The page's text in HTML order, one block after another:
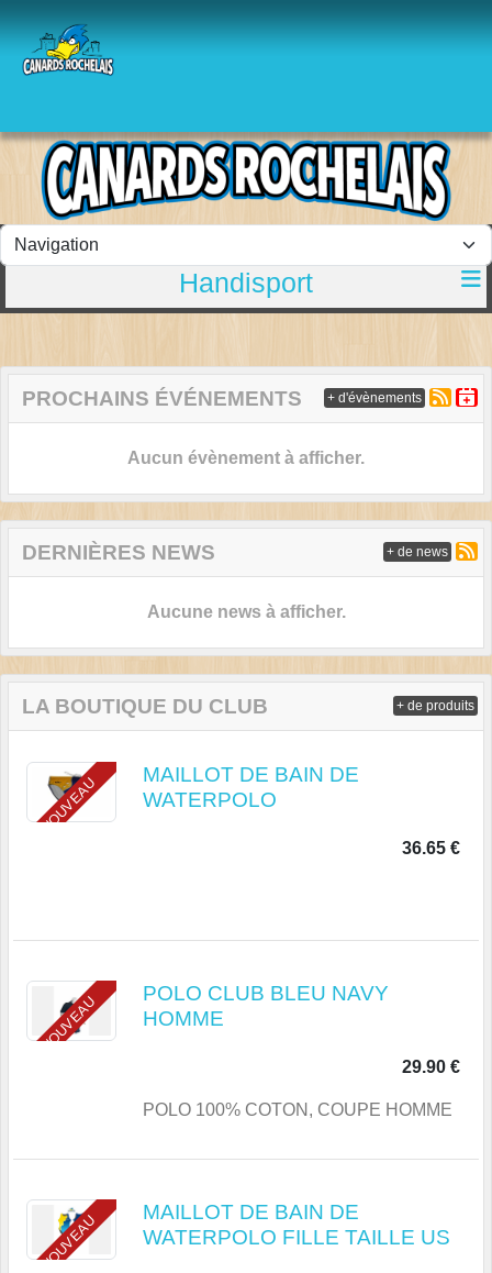
Handisport
PROCHAINS ÉVÉNEMENTS
Aucun évènement à afficher.
+ d'évènements
DERNIÈRES NEWS
Aucune news à afficher.
+ de news
LA BOUTIQUE DU CLUB
NOUVEAU
MAILLOT DE BAIN DE
WATERPOLO
36.65 €
NOUVEAU
POLO CLUB BLEU NAVY
HOMME
29.90 €
POLO 100% COTON, COUPE HOMME
NOUVEAU
MAILLOT DE BAIN DE
WATERPOLO FILLE TAILLE US
+ de produits